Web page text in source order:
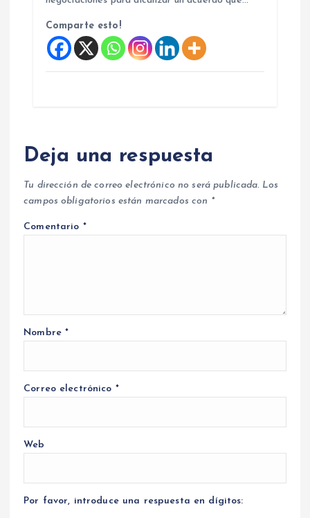
Comparte esto!
Deja una respuesta
Tu dirección de correo electrónico no será publicada. Los
campos obligatorios están marcados con *
Comentario *
Nombre*
Correo electrónico *
Web
Por favor, introduce una respuesta en dígitos: